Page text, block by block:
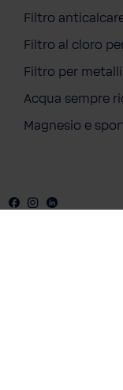
Filtro
Filtro al cloro
Filtro per
Acqua sempre
Magnesio e
FacebookInstagram